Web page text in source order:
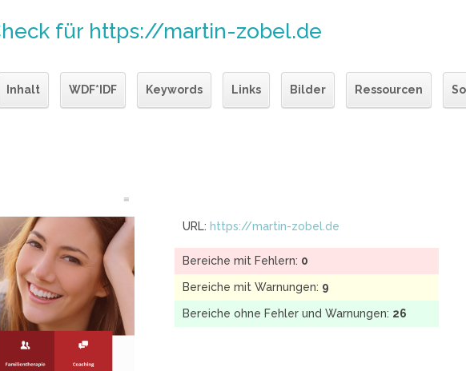
für https://martin-zobel.de
Inhalt WDF*IDF Keywords Links Bilder Ressourcen
URL: https://martin-zobel.de
Bereiche mit Fehlern: 0
Bereiche mit Warnungen: 9
Bereiche ohne Fehler und Warnungen: 26